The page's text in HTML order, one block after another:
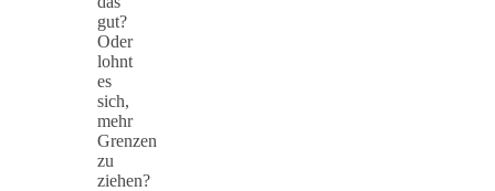
gut?
Oder
lohnt
es
sich,
mehr
Grenzen
zu
ziehen?